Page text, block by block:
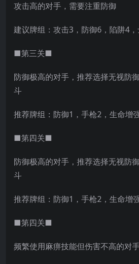
攻击高的对手，需要注重防御
建议牌组：攻击3，防御6，陷阱4
■第三关■
防御极高的对手，推荐选择无视防
斗
推荐牌组：防御1，手枪2，生命增
■第四关■
防御极高的对手，推荐选择无视防
斗
推荐牌组：防御1，手枪2，生命增
■第四关■
频繁使用麻痹技能但伤害不高的对